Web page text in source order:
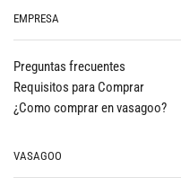
EMPRESA
Preguntas frecuentes
Requisitos para Comprar
¿Como comprar en vasagoo?
VASAGOO